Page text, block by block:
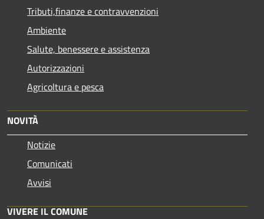
Tributi,finanze e contravvenzioni
Ambiente
Salute, benessere e assistenza
Autorizzazioni
Agricoltura e pesca
NOVITÀ
Notizie
Comunicati
Avvisi
VIVERE IL COMUNE